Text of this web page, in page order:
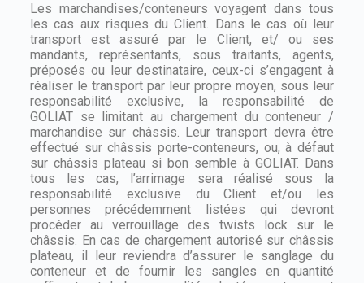
Les marchandises/conteneurs voyagent dans tous
les cas aux risques du Client. Dans le cas où leur
transport est assuré par le Client, et/ ou ses
mandants, représentants, sous traitants, agents,
préposés ou leur destinataire, ceux-ci s’engagent à
réaliser le transport par leur propre moyen, sous leur
responsabilité exclusive, la responsabilité de
GOLIAT se limitant au chargement du conteneur /
marchandise sur châssis. Leur transport devra être
effectué sur châssis porte-conteneurs, ou, à défaut
sur châssis plateau si bon semble à GOLIAT. Dans
tous les cas, l’arrimage sera réalisé sous la
responsabilité exclusive du Client et/ou les
personnes précédemment listées qui devront
procéder au verrouillage des twists lock sur le
châssis. En cas de chargement autorisé sur châssis
plateau, il leur reviendra d’assurer le sanglage du
conteneur et de fournir les sangles en quantité